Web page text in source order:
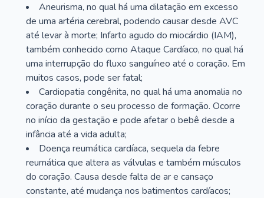
Aneurisma, no qual há uma dilatação em excesso
de uma artéria cerebral, podendo causar desde AVC
até levar à morte; Infarto agudo do miocárdio (IAM),
também conhecido como Ataque Cardíaco, no qual há
uma interrupção do fluxo sanguíneo até o coração. Em
muitos casos, pode ser fatal;
Cardiopatia congênita, no qual há uma anomalia no
coração durante o seu processo de formação. Ocorre
no início da gestação e pode afetar o bebê desde a
infância até a vida adulta;
Doença reumática cardíaca, sequela da febre
reumática que altera as válvulas e também músculos
do coração. Causa desde falta de ar e cansaço
constante, até mudança nos batimentos cardíacos;